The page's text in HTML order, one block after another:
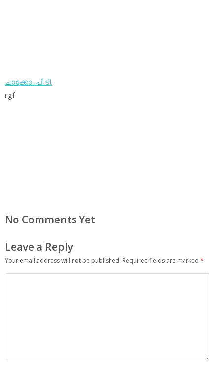
ചാക്കോ. പി.ടി.
rgf
No Comments Yet
Leave a Reply
Your email address will not be published. Required fields are marked *